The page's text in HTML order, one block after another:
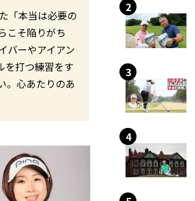
「本当は必要の
こそ陥りがち
バーやアイアン
を打つ練習をす
。心あたりのあ